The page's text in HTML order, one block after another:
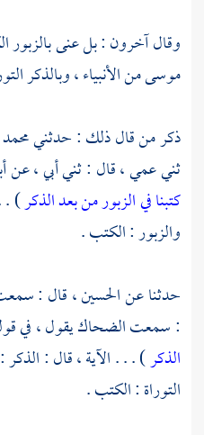
وقال آخرون : بل عنى بالزبور
موسىمن الأنبياء ، وبالذكر
ذكر من قال ذلك : حدثني
ثني عمي ، قال : ثني أبي ، عن
كتبنا في الزبور من بعد الذكر) .
والزبور : الكتب .
حدثنا عنالحسين، قال :
: سمعتالضحاكيقول ، في
الذكر) . . . الآية ، قال : الذكر
التوراة : الكتب .